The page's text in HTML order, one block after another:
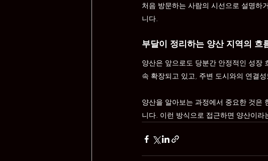
처음 방문하는 사람의 시선으로 설명하
니다.
부달이 정리하는 양산 지역의 흐
양산은 앞으로도 당분간 안정적인 성장
속 확장되고 있고, 주변 도시와의 연결
양산을 알아보는 과정에서 중요한 것은
니다. 이런 방식으로 접근하면 양산이